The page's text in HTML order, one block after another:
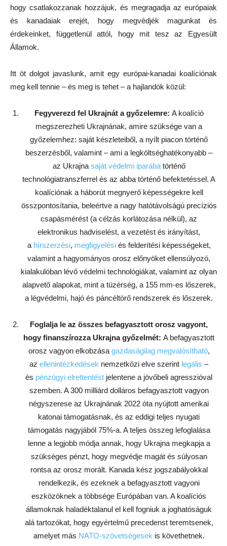
hogy csatlakozzanak hozzájuk, és megragadja az európaiak
és kanadaiak erejét, hogy megvédjék magunkat és
érdekeinket, függetlenül attól, hogy mit tesz az Egyesült
Államok.
Itt öt dolgot javaslunk, amit egy európai-kanadai koalíciónak
meg kell tennie – és meg is tehet – a hajlandók közül:
Fegyverezd fel Ukrajnát a győzelemre: A koalíció
megszerezheti Ukrajnának, amire szüksége van a
győzelemhez: saját készleteiből, a nyílt piacon történő
beszerzésből, valamint – ami a legköltséghatékonyabb –
az Ukrajna saját védelmi iparábatörténő
technológiatranszferrel és az abba történő befektetéssel. A
koalíciónak a háborút megnyerő képességekre kell
összpontosítania, beleértve a nagy hatótávolságú precíziós
csapásmérést (a célzás korlátozása nélkül), az
elektronikus hadviselést, a vezetést és irányítást,
a hírszerzési, megfigyelésiés felderítési képességeket,
valamint a hagyományos orosz előnyöket ellensúlyozó,
kialakulóban lévő védelmi technológiákat, valamint az olyan
alapvető alapokat, mint a tüzérség, a 155 mm-es lőszerek,
a légvédelmi, hajó és páncéltörő rendszerek és lőszerek.
Foglalja le az összes befagyasztott orosz vagyont,
hogy finanszírozza Ukrajna győzelmét: A befagyasztott
orosz vagyon elkobzása gazdaságilag megvalósítható,
az ellenintézkedések nemzetközi elve szerint legális –
és pénzügyi elrettentést jelentene a jövőbeli agresszióval
szemben. A 300 milliárd dolláros befagyasztott vagyon
négyszerese az Ukrajnának 2022 óta nyújtott amerikai
katonai támogatásnak, és az eddigi teljes nyugati
támogatás nagyjából 75%-a. A teljes összeg lefoglalása
lenne a legjobb módja annak, hogy Ukrajna megkapja a
szükséges pénzt, hogy megvédje magát és súlyosan
rontsa az orosz morált. Kanada kész jogszabályokkal
rendelkezik, és ezeknek a befagyasztott vagyoni
eszközöknek a többsége Európában van. A koalíciós
államoknak haladéktalanul el kell fogniuk a joghatóságuk
alá tartozókat, hogy egyértelmű precedenst teremtsenek,
amelyet más NATO-szövetségesek is követhetnek.